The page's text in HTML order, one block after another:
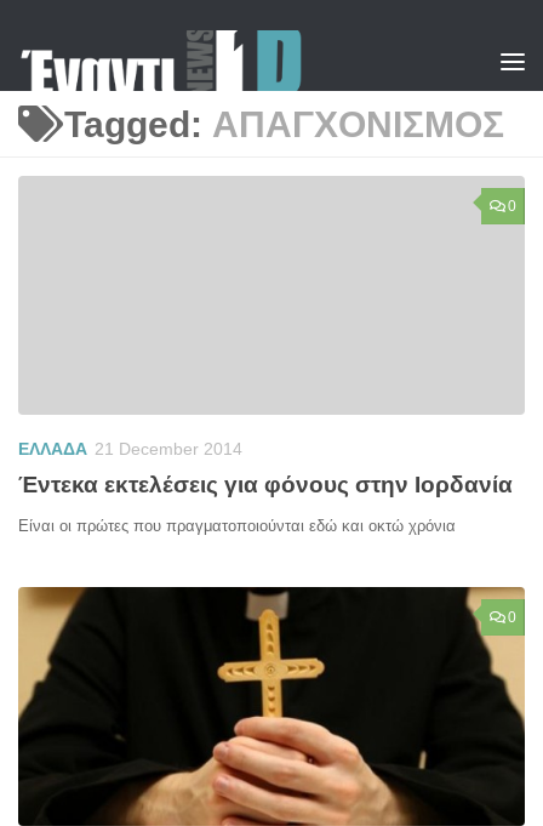
Tagged: ΑΠΑΓΧΟΝΙΣΜΟΣ
0
ΕΛΛΑΔΑ 21 December 2014
Έντεκα εκτελέσεις για φόνους στην Ιορδανία
Είναι οι πρώτες που πραγματοποιούνται εδώ και οκτώ χρόνια
0